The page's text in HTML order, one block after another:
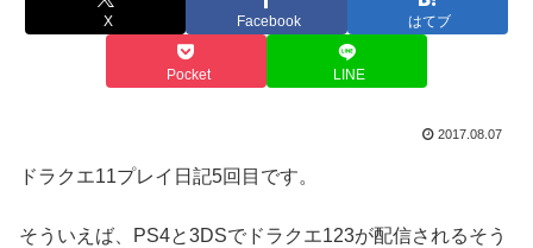
X Facebook はてブ
Pocket LINE
2017.08.07
ドラクエ11プレイ日記5回目です。
そういえば、PS4と3DSでドラクエ123が配信されるそう